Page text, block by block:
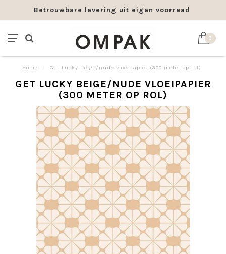
Betrouwbare levering uit eigen voorraad
0
Home Get Lucky beige/nude vloeipapier (300 meter op rol)
GET LUCKY BEIGE/NUDE VLOEIPAPIER
(300 METER OP ROL)